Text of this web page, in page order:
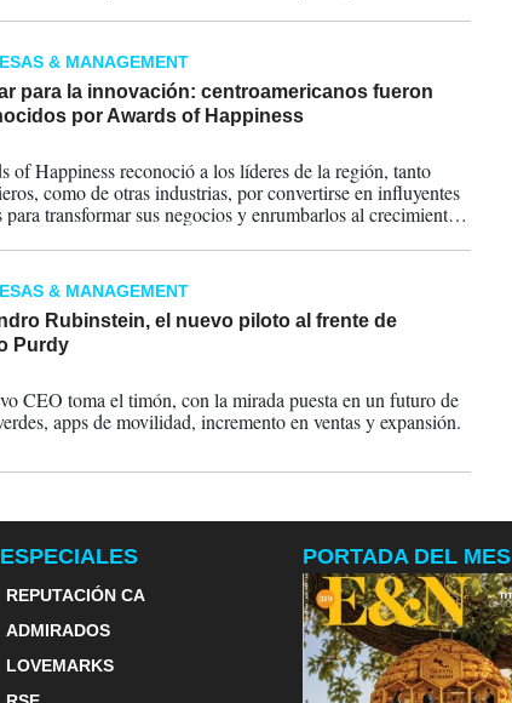
para apostar por la transformación digital.
& MANAGEMENT
para la innovación: centroamericanos fueron
por Awards of Happiness
of Happiness reconoció a los líderes de la región, tanto
como de otras industrias, por convertirse en influyentes
para transformar sus negocios y enrumbarlos al crecimiento
& MANAGEMENT
Rubinstein, el nuevo piloto al frente de
Purdy
CEO toma el timón, con la mirada puesta en un futuro de
apps de movilidad, incremento en ventas y expansión.
ESPECIALES
REPUTACIÓN CA
ADMIRADOS
LOVEMARKS
PORTADA DEL MES